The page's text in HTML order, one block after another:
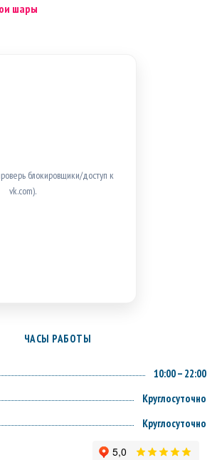
шары
блокировщики/доступ к
vk.com).
ЧАСЫ РАБОТЫ
10:00 – 22:00
Круглосуточно
Круглосуточно